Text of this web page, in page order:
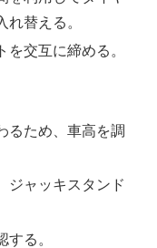
替える。
交互に締める。
るため、車高を調
ジャッキスタンド
る。